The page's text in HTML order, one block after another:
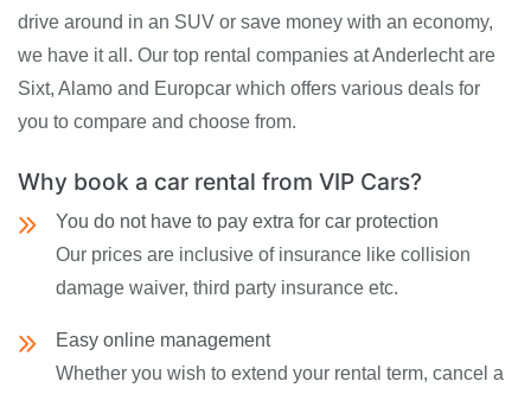
drive around in an SUV or save money with an economy,
we have it all. Our top rental companies at Anderlecht are
Sixt, Alamo and Europcar which offers various deals for
you to compare and choose from.
Why book a car rental from VIP Cars?
You do not have to pay extra for car protection
Our prices are inclusive of insurance like collision
damage waiver, third party insurance etc.
Easy online management
Whether you wish to extend your rental term, cancel a